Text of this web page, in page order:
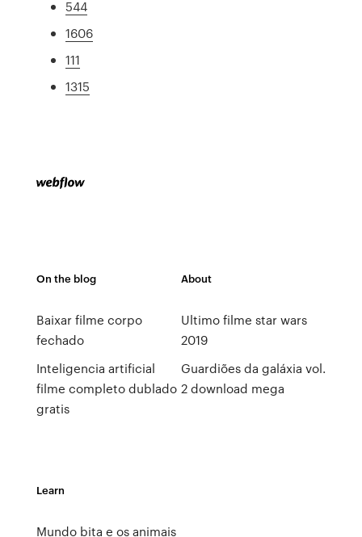
544
1606
111
1315
On the blog
Baixar filme corpo
fechado
Inteligencia artificial
filme completo dublado
gratis
About
Ultimo filme star wars
2019
Guardiões da galáxia vol.
2 download mega
Learn
Mundo bita e os animais